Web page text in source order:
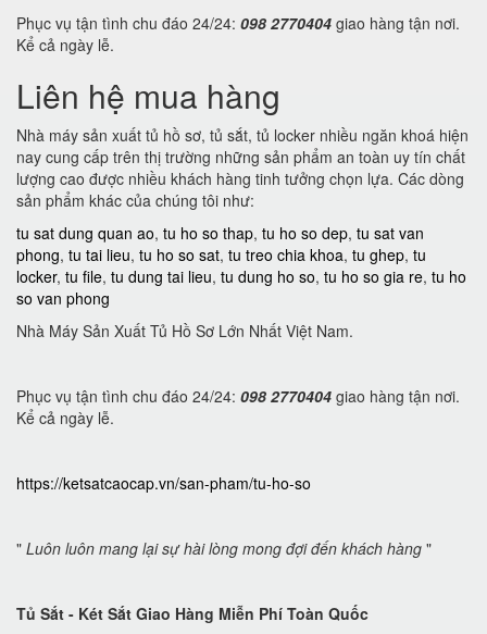
Phục vụ tận tình chu đáo 24/24: 098 2770404 giao hàng tận nơi.
Kể cả ngày lễ.
Liên hệ mua hàng
Nhà máy sản xuất tủ hồ sơ, tủ sắt, tủ locker nhiều ngăn khoá hiện
nay cung cấp trên thị trường những sản phẩm an toàn uy tín chất
lượng cao được nhiều khách hàng tinh tưởng chọn lựa. Các dòng
sản phẩm khác của chúng tôi như:
tu sat dung quan ao, tu ho so thap, tu ho so dep, tu sat van
phong, tu tai lieu, tu ho so sat, tu treo chia khoa, tu ghep, tu
locker, tu file, tu dung tai lieu, tu dung ho so, tu ho so gia re, tu ho
so van phong
Nhà Máy Sản Xuất Tủ Hồ Sơ Lớn Nhất Việt Nam.
Phục vụ tận tình chu đáo 24/24: 098 2770404 giao hàng tận nơi.
Kể cả ngày lễ.
https://ketsatcaocap.vn/san-pham/tu-ho-so
" Luôn luôn mang lại sự hài lòng mong đợi đến khách hàng "
Tủ Sắt - Két Sắt Giao Hàng Miễn Phí Toàn Quốc